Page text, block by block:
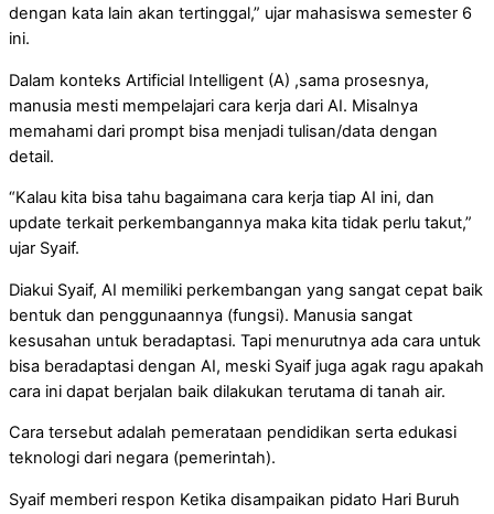
dengan kata lain akan tertinggal,” ujar mahasiswa semester 6
ini.
Dalam konteks Artificial Intelligent (A) ,sama prosesnya,
manusia mesti mempelajari cara kerja dari AI. Misalnya
memahami dari prompt bisa menjadi tulisan/data dengan
detail.
“Kalau kita bisa tahu bagaimana cara kerja tiap AI ini, dan
update terkait perkembangannya maka kita tidak perlu takut,”
ujar Syaif.
Diakui Syaif, AI memiliki perkembangan yang sangat cepat baik
bentuk dan penggunaannya (fungsi). Manusia sangat
kesusahan untuk beradaptasi. Tapi menurutnya ada cara untuk
bisa beradaptasi dengan AI, meski Syaif juga agak ragu apakah
cara ini dapat berjalan baik dilakukan terutama di tanah air.
Cara tersebut adalah pemerataan pendidikan serta edukasi
teknologi dari negara (pemerintah).
Syaif memberi respon Ketika disampaikan pidato Hari Buruh